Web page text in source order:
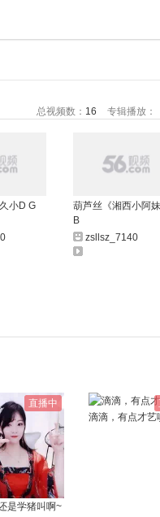
总视频数： 16 专辑播放：
小D G
葫芦丝《湘西小阿
B
zsllsz_7140
直播中
是学猪叫啊~
滴滴，有点才艺